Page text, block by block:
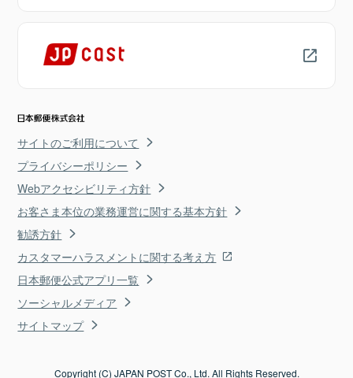
サイトのご利用について
プライバシーポリシー
Webアクセシビリティ方針
お客さま本位の業務運営に関する基本方針
勧誘方針
カスタマーハラスメントに関する考え方
日本郵便公式アプリ一覧
ソーシャルメディア
サイトマップ
Copyright (C) JAPAN POST Co., Ltd. All Rights Reserved.